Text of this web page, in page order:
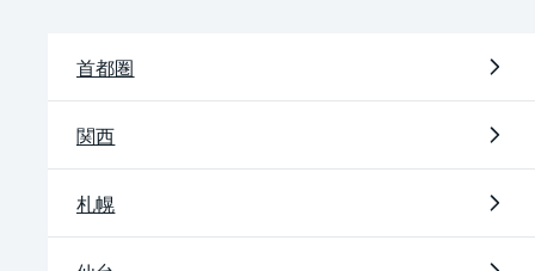
首都圏
関西
札幌